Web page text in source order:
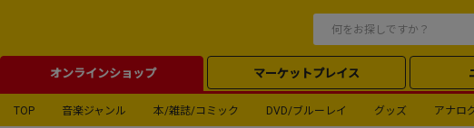
オンラインショップ マーケットプレイス
TOP 音楽ジャンル 本/雑誌/コミック DVD/ブルーレイ グッズ アナロ